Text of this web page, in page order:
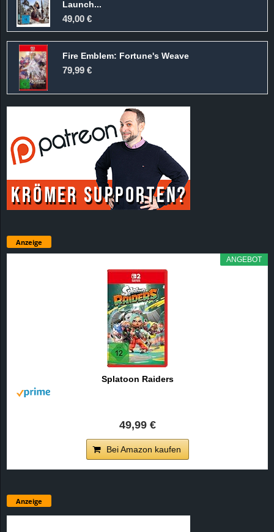
Launch...
49,00 €
Fire Emblem: Fortune's Weave
79,99 €
Anzeige
ANGEBOT
Splatoon Raiders
49,99 €
Bei Amazon kaufen
Anzeige